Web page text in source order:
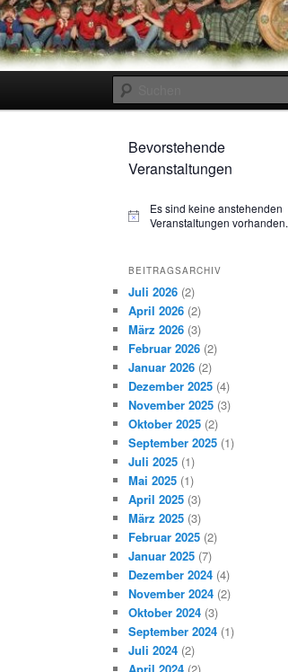
Bevorstehende
Veranstaltungen
Hinweis
Es sind keine anstehenden
Veranstaltungen vorhanden.
BEITRAGSARCHIV
Juli 2026 (2)
April 2026 (2)
März 2026 (3)
Februar 2026 (2)
Januar 2026 (2)
Dezember 2025 (4)
November 2025 (3)
Oktober 2025 (2)
September 2025 (1)
Juli 2025 (1)
Mai 2025 (1)
April 2025 (3)
März 2025 (3)
Februar 2025 (2)
Januar 2025 (7)
Dezember 2024 (4)
November 2024 (2)
Oktober 2024 (3)
September 2024 (1)
Juli 2024 (2)